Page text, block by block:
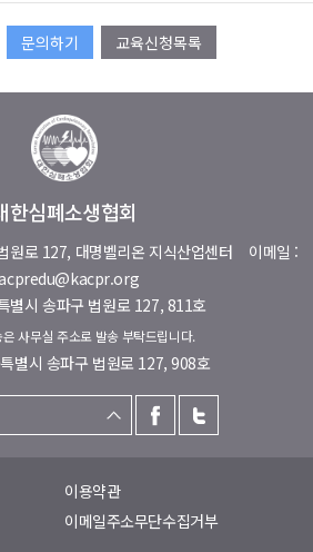
문의하기 교육신청목록
한심폐소생협회
원로 127, 대명벨리온 지식산업센터 이메일 :
별시 송파구 법원로 127, 811호
사무실 주소로 발송 부탁드립니다.
별시 송파구 법원로 127, 908호
이용약관
이메일주소무단수집거부